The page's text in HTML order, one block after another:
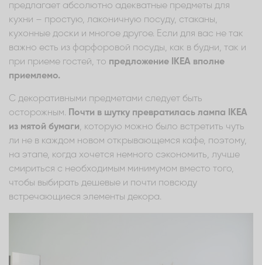
предлагает абсолютно адекватные предметы для
кухни – простую, лаконичную посуду, стаканы,
кухонные доски и многое другое. Если для вас не так
важно есть из фарфоровой посуды, как в будни, так и
при приеме гостей, то предложение IKEA вполне
приемлемо.
С декоративными предметами следует быть
осторожным.
Почти в шутку превратилась лампа IKEA
из мятой бумаги, которую можно было встретить чуть
ли не в каждом новом открывающемся кафе, поэтому,
на этапе, когда хочется немного сэкономить, лучше
смириться с необходимым минимумом вместо того,
чтобы выбирать дешевые и почти повсюду
встречающиеся элементы декора.